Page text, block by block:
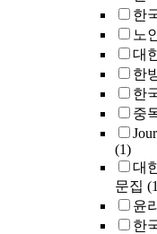
한
노
대
한
한
중
(1)
대
문집
윤
한